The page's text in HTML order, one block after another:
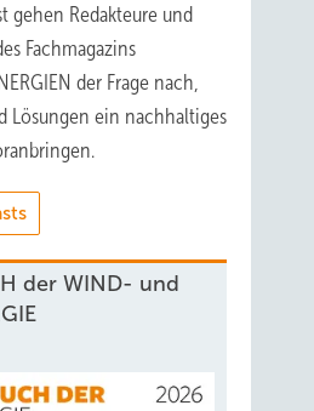
gehen Redakteure und
Fachmagazins
der Frage nach,
Lösungen ein nachhaltiges
der WIND- und